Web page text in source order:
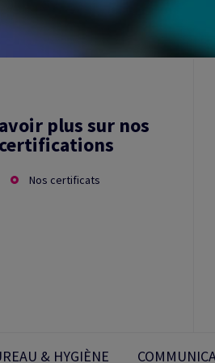
plus sur nos
certifications
Nos certificats
& HYGIÈNE